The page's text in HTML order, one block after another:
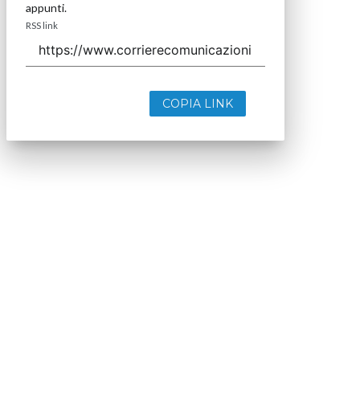
appunti.
RSS link
COPIA LINK